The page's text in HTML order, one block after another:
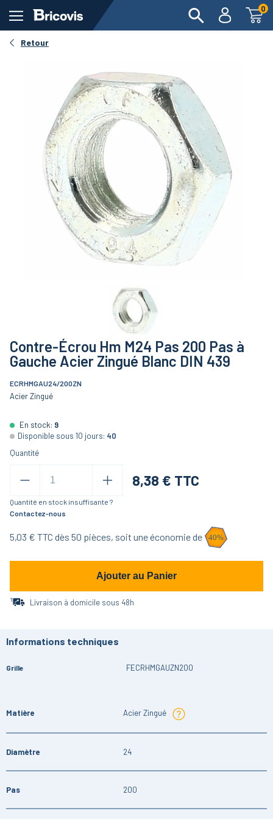
0
Retour
Contre-Écrou Hm M24 Pas 200 Pas à
Gauche Acier Zingué Blanc DIN 439
ECRHMGAU24/200ZN
Acier Zingué
En stock: 9
Disponible sous 10 jours: 40
Quantité
8,38 € TTC
Quantité en stock insuffisante ?
Contactez-nous
5,03 € TTC dès 50 pièces, soit une économie de 40%
Ajouter au Panier
Livraison à domicile sous 48h
Informations techniques
Grille FECRHMGAUZN200
Matière Acier Zingué
Diamètre 24
Pas 200